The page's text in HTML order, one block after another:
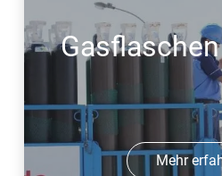
Mehr